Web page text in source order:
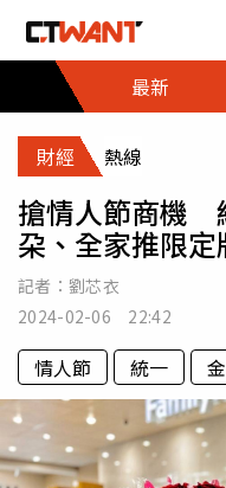
最新
財經 熱線
搶情人節商機
朶、全家推限
記者： 劉芯衣
2024-02-06 22:42
情人節 統一